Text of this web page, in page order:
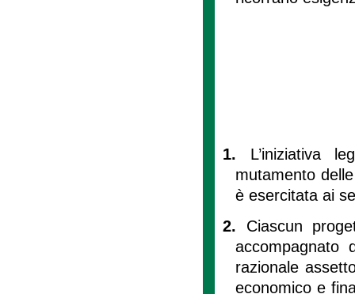
1. L’iniziativa
mutamento
è esercitata ai
2. Ciascun
razionale
economico e